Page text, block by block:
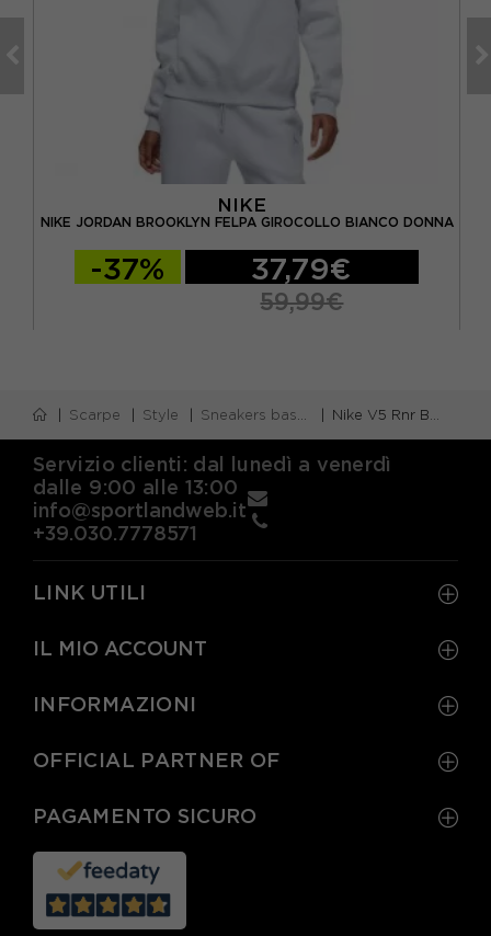
NIKE
NIKE JORDAN BROOKLYN FELPA GIROCOLLO BIANCO DONNA
-37% 37,79€
59,99€
Scarpe Style Sneakers basse Nike V5 Rnr Bianco Bianco - Sneakers Donna
Servizio clienti: dal lunedì a venerdì
dalle 9:00 alle 13:00
info@sportlandweb.it
+39.030.7778571
LINK UTILI
IL MIO ACCOUNT
INFORMAZIONI
OFFICIAL PARTNER OF
PAGAMENTO SICURO